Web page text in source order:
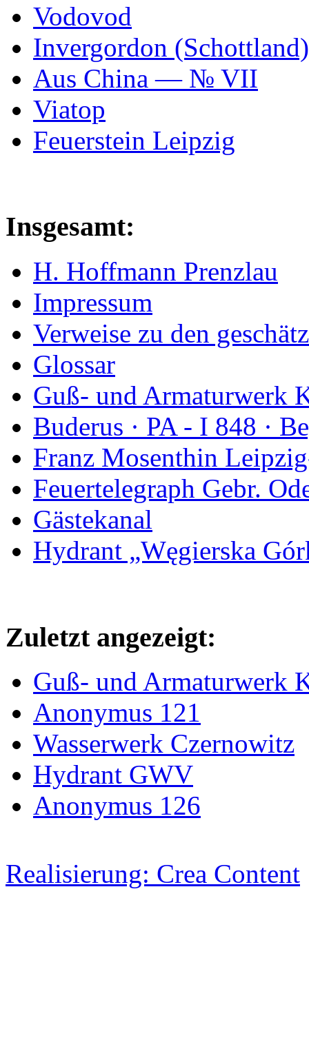
Vodovod
Invergordon (Schottland)
Aus China — № VII
Viatop
Feuerstein Leipzig
Insgesamt:
H. Hoffmann Prenzlau
Impressum
Verweise zu den
Glossar
Guß- und Armaturwerk
Buderus · PA - I 848 ·
Franz Mosenthin
Feuertelegraph Gebr.
Gästekanal
Hydrant „Węgierska
Zuletzt angezeigt:
Guß- und Armaturwerk
Anonymus 121
Wasserwerk Czernowitz
Hydrant GWV
Anonymus 126
Realisierung: Crea Content